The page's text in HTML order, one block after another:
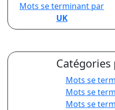
Mots se terminant par
UK
Mots se
Mots se
Mots se